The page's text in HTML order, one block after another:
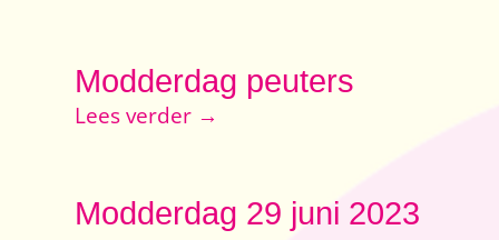
Modderdag peuters
Lees verder →
Modderdag 29 juni 2023